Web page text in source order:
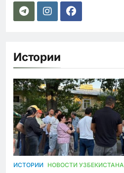
Истории
ИСТОРИИ НОВОСТИ УЗБЕКИСТАНА